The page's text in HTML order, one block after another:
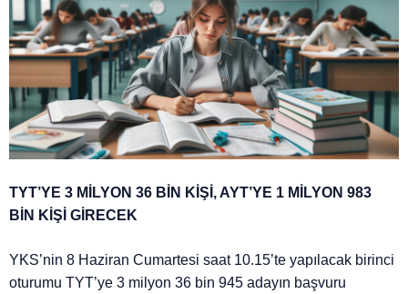
TYT’YE 3 MİLYON 36 BİN KİŞİ, AYT’YE 1 MİLYON 983
BİN KİŞİ GİRECEK
YKS’nin 8 Haziran Cumartesi saat 10.15’te yapılacak birinci
oturumu TYT’ye 3 milyon 36 bin 945 adayın başvuru